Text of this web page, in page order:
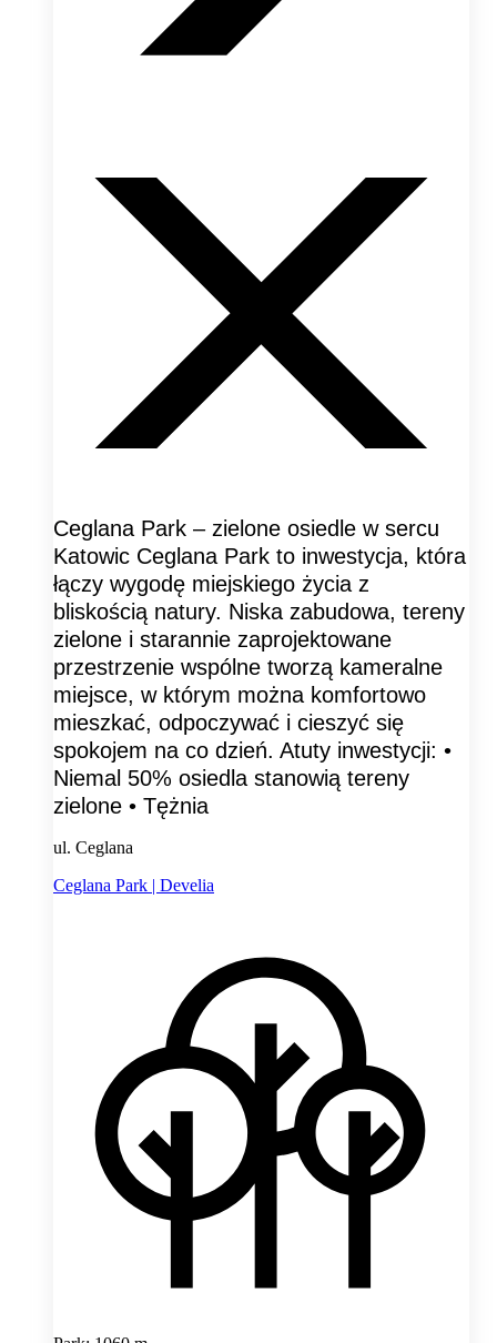
Ceglana Park – zielone osiedle w sercu
Katowic Ceglana Park to inwestycja, która
łączy wygodę miejskiego życia z
bliskością natury. Niska zabudowa, tereny
zielone i starannie zaprojektowane
przestrzenie wspólne tworzą kameralne
miejsce, w którym można komfortowo
mieszkać, odpoczywać i cieszyć się
spokojem na co dzień. Atuty inwestycji: •
Niemal 50% osiedla stanowią tereny
zielone • Tężnia
ul. Ceglana
Ceglana Park | Develia